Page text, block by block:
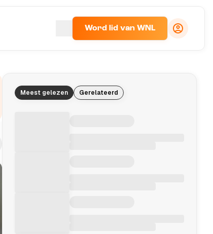
Word lid van WNL
Meest gelezen Gerelateerd